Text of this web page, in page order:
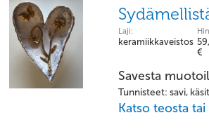
Laji:
keramiikkaveistos
€
Savesta
Tunnisteet: savi,
Katso teosta